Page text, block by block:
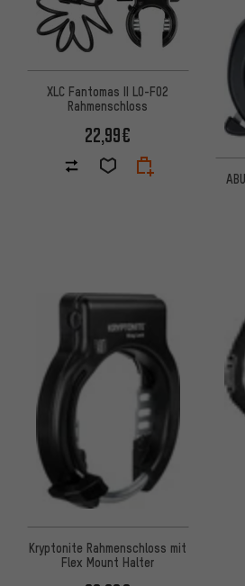
XLC Fantomas II LO-F02
Rahmenschloss
22,99€
Kryptonite Rahmenschloss mit
Flex Mount Halter